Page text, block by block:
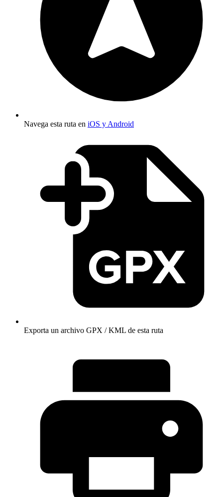
Navega esta ruta en iOS y Android
Exporta un archivo GPX / KML de esta ruta